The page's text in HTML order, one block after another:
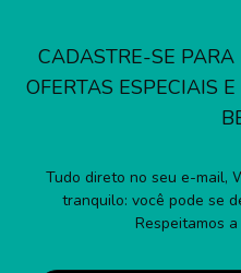
CADASTRE-SE PARA
OFERTAS ESPECIAIS
Tudo direto no seu e-mail,
tranquilo: você pode se
Respeitamos